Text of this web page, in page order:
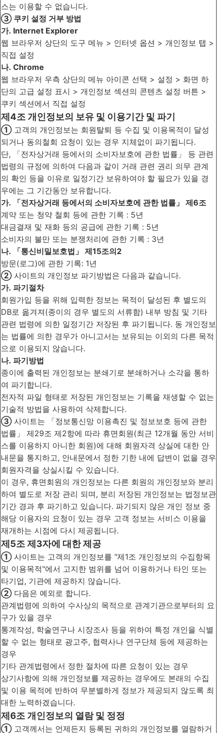
스는 이용할 수 없습니다.
③ 쿠키 설정 거부 방법
가. Internet Explorer
웹 브라우저 상단의 도구 메뉴 > 인터넷 옵션 > 개인정보 탭 >
직접 설정
나. Chrome
웹 브라우저 우측 상단의 메뉴 아이콘 선택 > 설정 > 화면 하
단의 고급 설정 표시 > 개인정보 섹션의 콘텐츠 설정 버튼 >
쿠키 섹션에서 직접 설정
제4조 개인정보의 보유 및 이용기간 및 파기
① 고객의 개인정보는 회원탈퇴 등 수집 및 이용목적이 달성
되거나 동의철회 요청이 있는 경우 지체없이 파기됩니다.
단, 「전자상거래 등에서의 소비자보호에 관한 법률」 등 관련
법령의 규정에 의하여 다음과 같이 거래 관련 권리 의무 관계
의 확인 등을 이유로 일정기간 보유하여야 할 필요가 있을 경
우에는 그 기간동안 보유합니다.
가. 「전자상거래 등에서의 소비자보호에 관한 법률」 제6조
계약 또는 청약 철회 등에 관한 기록 : 5년
대금결재 및 재화 등의 공급에 관한 기록 : 5년
소비자의 불만 또는 분쟁처리에 관한 기록 : 3년
나. 「통신비밀보호법」 제15조의2
방문(로그)에 관한 기록: 1년
② 사이트의 개인정보 파기방법은 다음과 같습니다.
가. 파기절차
회원가입 등을 위해 입력한 정보는 목적이 달성된 후 별도의
DB로 옮겨져(종이의 경우 별도의 서류함) 내부 방침 및 기타
관련 법령에 의한 일정기간 저장된 후 파기됩니다. 동 개인정보
는 법률에 의한 경우가 아니고서는 보유되는 이외의 다른 목적
으로 이용되지 않습니다.
나. 파기방법
종이에 출력된 개인정보는 분쇄기로 분쇄하거나 소각을 통하
여 파기합니다.
전자적 파일 형태로 저장된 개인정보는 기록을 재생할 수 없는
기술적 방법을 사용하여 삭제합니다.
③ 사이트는 「정보통신망 이용촉진 및 정보보호 등에 관한
법률」 제29조 제2항에 따라 휴면회원(최근 12개월 동안 서비
스를 이용하지 아니한 회원)에 대해 회원자격 상실에 대한 안
내문을 통지하고, 안내문에서 정한 기한 내에 답변이 없을 경우
회원자격을 상실시킬 수 있습니다.
이 경우, 휴면회원의 개인정보는 다른 회원의 개인정보와 분리
하여 별도로 저장 관리 되며, 분리 저장된 개인정보는 법정보관
기간 경과 후 파기하고 있습니다. 파기되지 않은 개인 정보 중
해당 이용자의 요청이 있는 경우 고객 정보는 서비스 이용을
재개하는 시점에 다시 제공됩니다.
제5조 제3자에 대한 제공
① 사이트는 고객의 개인정보를 "제1조 개인정보의 수집항목
및 이용목적"에서 고지한 범위를 넘어 이용하거나 타인 또는
타기업, 기관에 제공하지 않습니다.
② 다음은 예외로 합니다.
관계법령에 의하여 수사상의 목적으로 관계기관으로부터의 요
구가 있을 경우
통계작성, 학술연구나 시장조사 등을 위하여 특정 개인을 식별
할 수 없는 형태로 광고주, 협력사나 연구단체 등에 제공하는
경우
기타 관계법령에서 정한 절차에 따른 요청이 있는 경우
상기사항에 의해 개인정보를 제공하는 경우에도 본래의 수집
및 이용 목적에 반하여 무분별하게 정보가 제공되지 않도록 최
대한 노력하겠습니다.
제6조 개인정보의 열람 및 정정
① 고객께서는 언제든지 등록된 귀하의 개인정보를 열람하거